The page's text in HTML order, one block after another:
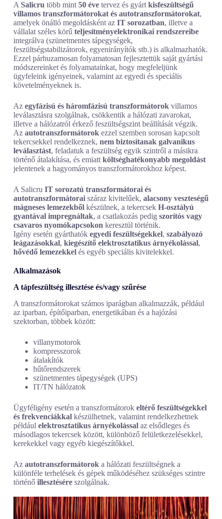
A Salicru több mint 50 évetervez és gyárt kisfeszültségű
villamos transzformátorokat és autotranszformátorokat,
amelyek önálló megoldásként az IT sorozatban, illetve a
vállalat széles körű teljesítményelektronikai rendszereibe
integrálva (szünetmentes tápegységek,
feszültségstabilizátorok, egyenirányítók stb.) is alkalmazhatók.
Ezzel párhuzamosan folyamatosan fejlesztettük saját gyártási
módszereinket és folyamatainkat, hogy megfeleljünk
ügyfeleink igényeinek, valamint az egyedi és speciális
követelményeknek is.
Az egyfázisú és háromfázisú transzformátorokvillamos
leválasztásra szolgálnak, csökkentik a hálózati zavarokat,
illetve a hálózatról érkező feszültségszint beállítását végzik.
Az autotranszformátorokezzel szemben sorosan kapcsolt
tekercsekkel rendelkeznek, nem biztosítanak galvanikus
leválasztást, feladatuk a feszültség egyik szintről a másikra
történő átalakítása, és emiatt költséghatékonyabb megoldást
jelentenek a hagyományos transzformátorokhoz képest.
A Salicru IT sorozatú transzformátorai és
autotranszformátoraiszáraz kivitelűek, alacsony veszteségű
mágneses lemezekbőlkészülnek, a tekercsek H-osztályú
gyantával impregnáltak, a csatlakozás pedig szorítós vagy
csavaros nyomókapcsokon keresztül történik.
Igény esetén gyárthatók egyedi feszültségekkel, szabályozó
leágazásokkal, kiegészítő elektrosztatikus árnyékolással,
hővédő lemezekkelés egyéb speciális kivitelekkel.
Alkalmazások
A tápfeszültség illesztése és/vagy szűrése
A transzformátorokat számos iparágban alkalmazzák, például
az iparban, építőiparban, energetikában és a hajózási
szektorban, többek között:
villanymotorok
kompresszorok
átalakítók
hűtőrendszerek
szünetmentes tápegységek (UPS)
IT/TN hálózatok
Ügyféligény esetén a transzformátorok eltérő feszültségekkel
és frekvenciákkalkészülhetnek, valamint rendelkezhetnek
például elektrosztatikus árnyékolássalaz elsődleges és
másodlagos tekercsek között, különböző felületkezelésekkel,
kerekekkel vagy egyéb kiegészítőkkel.
Az autotranszformátoroka hálózati feszültségnek a
különféle terhelések és gépek működéséhez szükséges szintre
történő illesztéséreszolgálnak.